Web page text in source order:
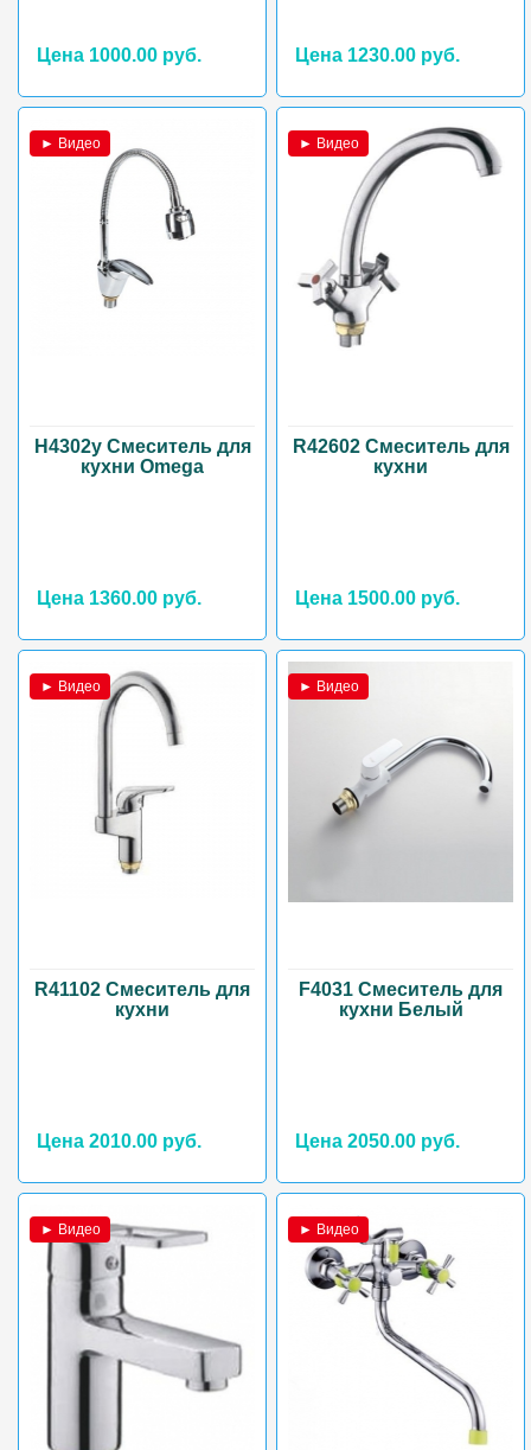
Цена 1000.00 руб. Цена 1230.00 руб.
► Видео
H4302y Смеситель для
кухни Omega
Цена 1360.00 руб.
► Видео
R42602 Смеситель для
кухни
Цена 1500.00 руб.
► Видео
R41102 Смеситель для
кухни
Цена 2010.00 руб.
► Видео
F4031 Смеситель для
кухни Белый
Цена 2050.00 руб.
► Видео ► Видео